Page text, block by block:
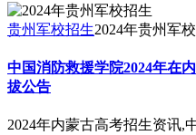
贵州军校招生2024年贵州军
中国消防救援学院2024年在
拔公告
2024年内蒙古高考招生资讯,